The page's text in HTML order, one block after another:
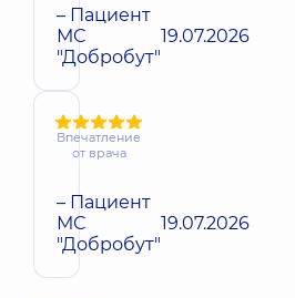
– Пациент
МС
"Добробут"
19.07.2026
Впечатление
от врача
– Пациент
МС
"Добробут"
19.07.2026